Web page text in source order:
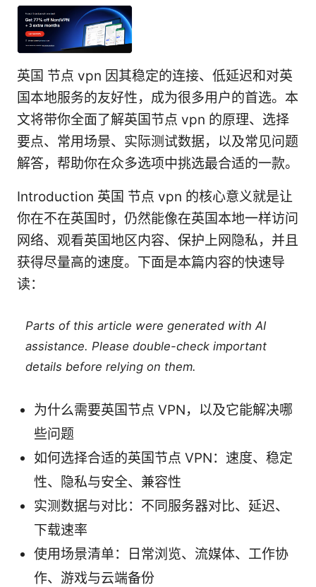
英国 节点 vpn 因其稳定的连接、低延迟和对英
国本地服务的友好性，成为很多用户的首选。本
文将带你全面了解英国节点 vpn 的原理、选择
要点、常用场景、实际测试数据，以及常见问题
解答，帮助你在众多选项中挑选最合适的一款。
Introduction 英国 节点 vpn 的核心意义就是让
你在不在英国时，仍然能像在英国本地一样访问
网络、观看英国地区内容、保护上网隐私，并且
获得尽量高的速度。下面是本篇内容的快速导
读：
Parts of this article were generated with AI
assistance. Please double-check important
details before relying on them.
为什么需要英国节点 VPN，以及它能解决哪
些问题
如何选择合适的英国节点 VPN：速度、稳定
性、隐私与安全、兼容性
实测数据与对比：不同服务器对比、延迟、
下载速率
使用场景清单：日常浏览、流媒体、工作协
作、游戏与云端备份